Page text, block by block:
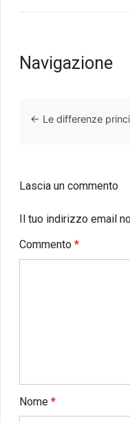
Navigazione
← Le differenze
Lascia un commento
Il tuo indirizzo email
Commento *
Nome *